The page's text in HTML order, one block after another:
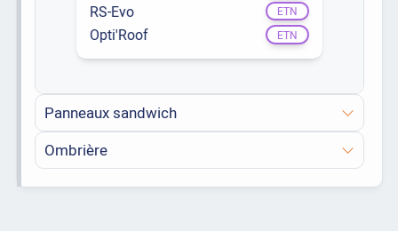
RS-Evo ETN
Opti'Roof ETN
Panneaux sandwich
Ombrière